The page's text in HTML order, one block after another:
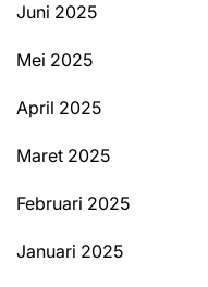
Juni 2025
Mei 2025
April 2025
Maret 2025
Februari 2025
Januari 2025